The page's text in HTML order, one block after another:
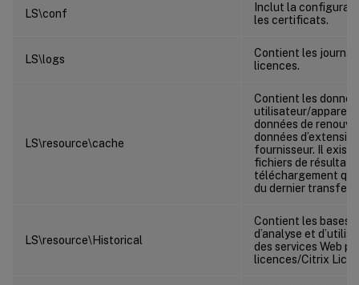
LS\conf
Inclut la
les certificats.
LS\logs
Contient les
licences.
LS\resource\cache
Contient les
utilisateur/appareil,
données de
données
fournisseur. Il
fichiers de résultats
téléchargement qui
du dernier transfert
LS\resource\Historical
Contient les bases
d’analyse et
des services Web
licences/Citrix